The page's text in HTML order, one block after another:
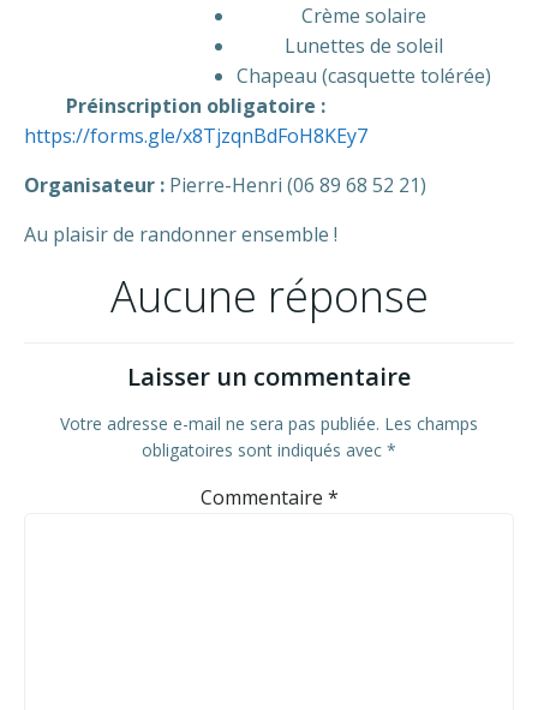
Crème solaire
Lunettes de soleil
Chapeau (casquette tolérée)
Préinscription obligatoire :
https://forms.gle/x8TjzqnBdFoH8KEy7
Organisateur : Pierre-Henri (06 89 68 52 21)
Au plaisir de randonner ensemble !
Aucune réponse
Laisser un commentaire
Votre adresse e-mail ne sera pas publiée. Les champs
obligatoires sont indiqués avec *
Commentaire *